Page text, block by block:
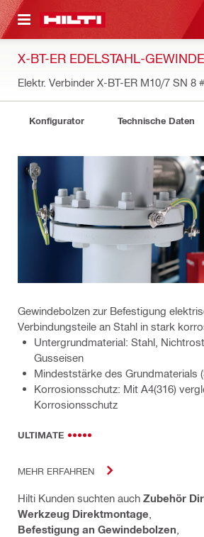
X-BT-ER EDELSTAHL-
Elektr. Verbinder X-BT-ER M10/7 SN 8
Konfigurator Technische Daten
Gewindebolzen zur Befestigung
Verbindungsteile an Stahl in stark
Untergrundmaterial: Stahl,
Gusseisen
Mindeststärke des Grundmaterials
Korrosionsschutz: Mit A4(316)
Korrosionsschutz
ULTIMATE
MEHR ERFAHREN
Hilti Kunden suchten auch Zubehör
Werkzeug Direktmontage
Befestigung an Gewindebolzen